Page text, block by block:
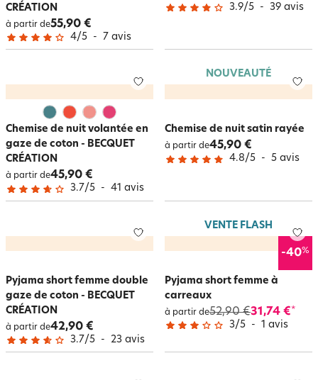
CRÉATION
à partir de55,90 €
4/5 - 7 avis
3.9/5 - 39 avis
Chemise de nuit volantée en
gaze de coton - BECQUET
CRÉATION
à partir de45,90 €
3.7/5 - 41 avis
NOUVEAUTÉ
Chemise de nuit satin rayée
à partir de45,90 €
4.8/5 - 5 avis
Pyjama short femme double
gaze de coton - BECQUET
CRÉATION
à partir de42,90 €
3.7/5 - 23 avis
VENTE FLASH
-40%
Pyjama short femme à
carreaux
à partir de52,90 €31,74 €*
3/5 - 1 avis